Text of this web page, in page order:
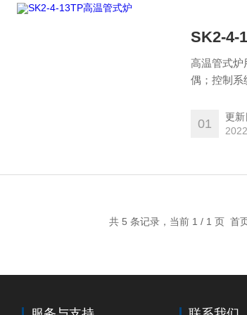
SK2-4-
高温管式炉
偶；控制系
01
更新
共 5 条记录，当前 1 / 1 页